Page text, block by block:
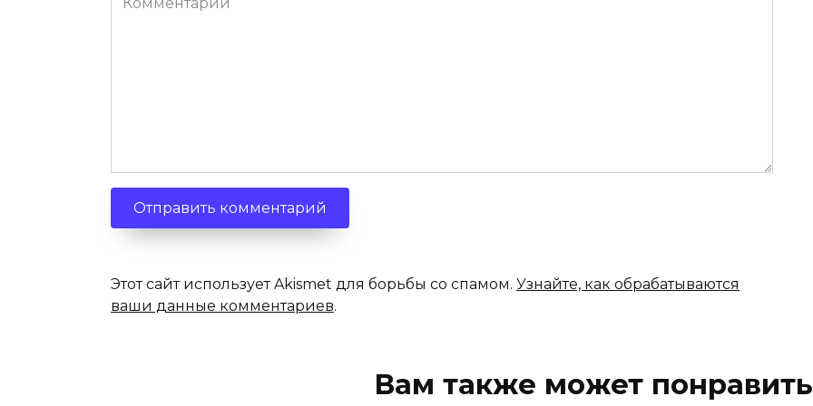
Этот сайт использует Akismet для борьбы со спамом. Узнайте, как обрабатываются
ваши данные комментариев.
Вам также может